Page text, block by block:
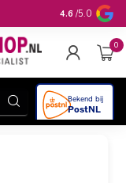
4.6 /5.0
0